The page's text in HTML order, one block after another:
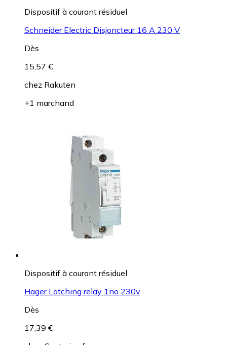
Dispositif à courant résiduel
Schneider Electric Disjoncteur 16 A 230 V
Dès
15,57 €
chez Rakuten
+1 marchand
Dispositif à courant résiduel
Hager Latching relay 1no 230v
Dès
17,39 €